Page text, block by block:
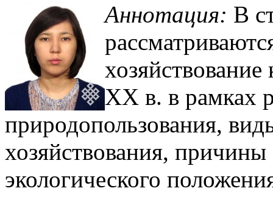
Аннотация: В
XX в. в рамках
природопользования,
хозяйствования,
экологического